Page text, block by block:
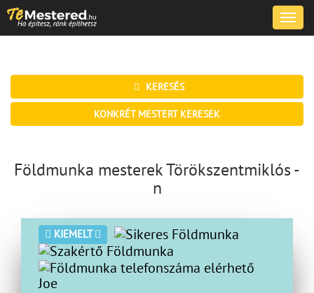
Toggle
KERESÉS
KONKRÉT MESTERT KERESEK
Földmunka mesterek Törökszentmiklós -
n
KIEMELT
Joe